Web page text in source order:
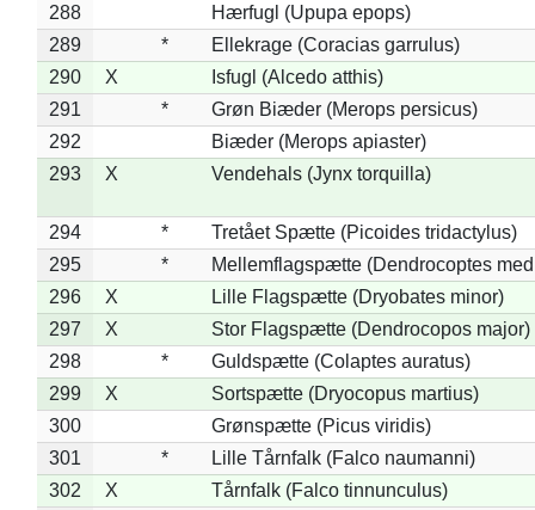
288
Hærfugl (Upupa epops)
289
*
Ellekrage (Coracias garrulus)
290
X
Isfugl (Alcedo atthis)
291
*
Grøn Biæder (Merops persicus)
292
Biæder (Merops apiaster)
293
X Vendehals (Jynx torquilla)
294 *
Tretået Spætte (Picoides tridactylus)
295
*
Mellemflagspætte (Dendrocoptes
296
X
Lille Flagspætte (Dryobates minor)
297
X
Stor Flagspætte (Dendrocopos major)
298
*
Guldspætte (Colaptes auratus)
299
X
Sortspætte (Dryocopus martius)
300
Grønspætte (Picus viridis)
301
*
Lille Tårnfalk (Falco naumanni)
302
X
Tårnfalk (Falco tinnunculus)